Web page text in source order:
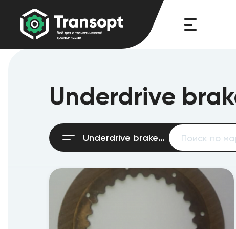
Underdrive
Underdrive brake #2